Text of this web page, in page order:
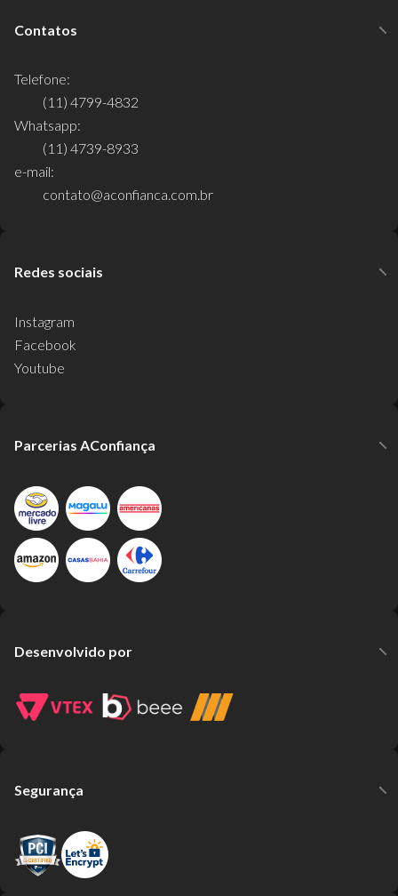
Contatos
Telefone:
(11) 4799-4832
Whatsapp:
(11) 4739-8933
e-mail:
contato@aconfianca.com.br
Redes sociais
Instagram
Facebook
Youtube
Parcerias AConfiança
Desenvolvido por
Segurança